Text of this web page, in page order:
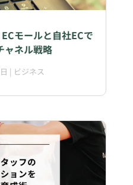
モールと自社ECで
ャネル戦略
| ビジネス